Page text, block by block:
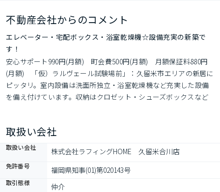
不動産会社からのコメント
エレベーター・宅配ボックス・浴室乾燥機☆設備充実の新築で
す！
安心サポート990円(月額)　町会費500円(月額)　月額保証料880円
(月額)　「仮）ラルヴェール試験場前」：久留米市エリアの新居に
ピッタリ。室内設備は洗面所独立・浴室乾燥機など充実した設備
を備え付けています。収納はクロゼット・シューズボックスなど
すぐに対応できないことが多い方に重宝されています
取扱い会社
取扱い会社 株式会社ラフィングHOME　久留米合川店
免許番号 福岡県知事(01)第020143号
取引態様 仲介